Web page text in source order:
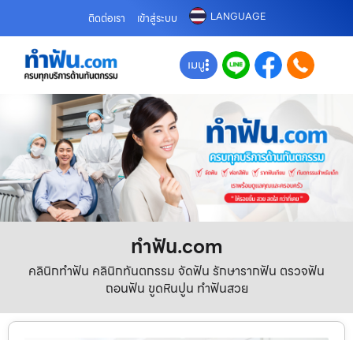
ติดต่อเรา เข้าสู่ระบบ LANGUAGE
เมนู
ทําฟัน.com
คลินิกทำฟัน คลินิกทันตกรรม จัดฟัน รักษารากฟัน ตรวจฟัน
ถอนฟัน ขูดหินปูน ทำฟันสวย